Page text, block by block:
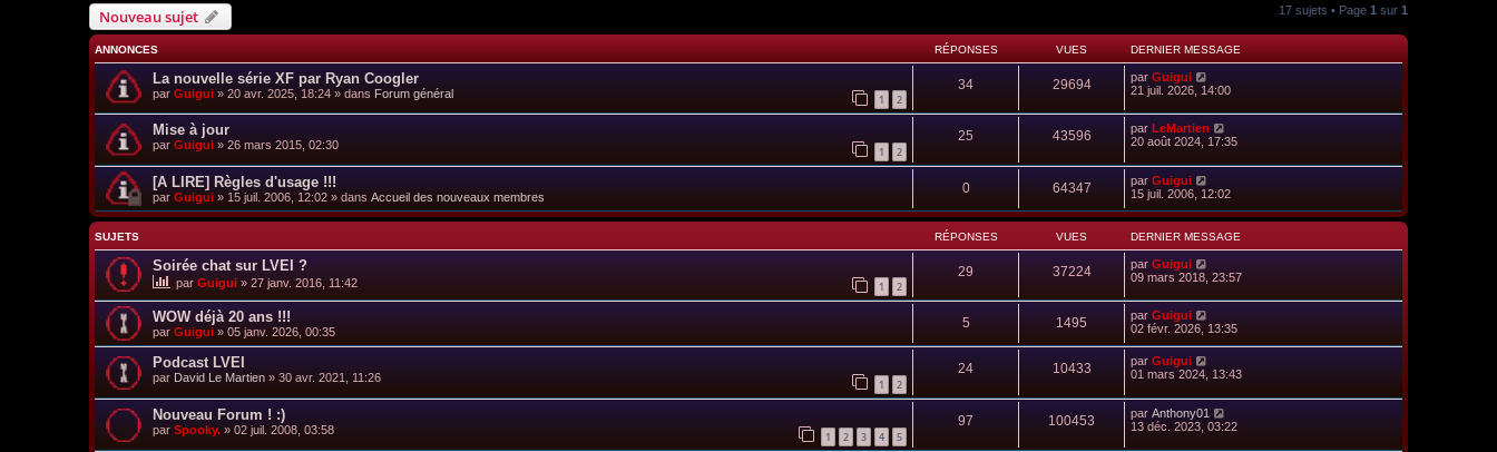
Nouveau sujet 17 sujets • Page 1 sur 1
ANNONCES RÉPONSES VUES DERNIER MESSAGE
La nouvelle série XF par Ryan Coogler
par Guigui » 20 avr. 2025, 18:24 » dans Forum général 1 2
34 29694 par Guigui
21 juil. 2026, 14:00
Mise à jour
par Guigui » 26 mars 2015, 02:30 1 2
25 43596 par LeMartien
20 août 2024, 17:35
[A LIRE] Règles d'usage !!!
par Guigui » 15 juil. 2006, 12:02 » dans Accueil des nouveaux membres
0 64347 par Guigui
15 juil. 2006, 12:02
SUJETS RÉPONSES VUES DERNIER MESSAGE
Soirée chat sur LVEI ?
par Guigui » 27 janv. 2016, 11:42 1 2
29 37224 par Guigui
09 mars 2018, 23:57
WOW déjà 20 ans !!!
par Guigui » 05 janv. 2026, 00:35
5 1495 par Guigui
02 févr. 2026, 13:35
Podcast LVEI
par David Le Martien » 30 avr. 2021, 11:26 1 2
24 10433 par Guigui
01 mars 2024, 13:43
Nouveau Forum ! :)
par Spooky. » 02 juil. 2008, 03:58 1 2 3 4 5
97 100453 par Anthony01
13 déc. 2023, 03:22